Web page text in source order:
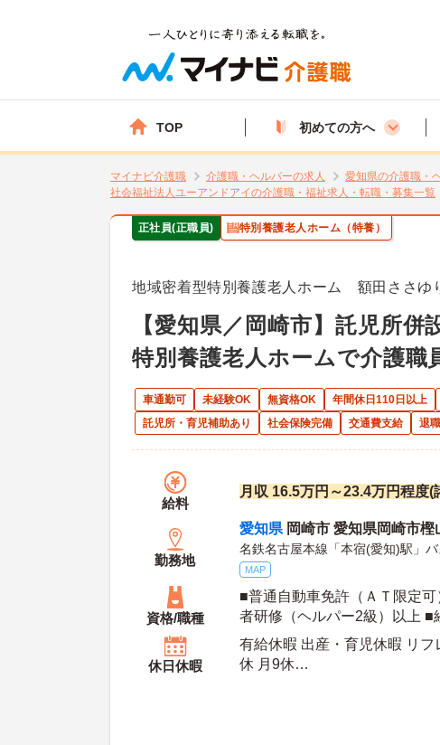
TOP 初めての方へ
マイナビ介護職 介護職・ヘルパーの求人 愛知県の介護職・
社会福祉法人ユーアンドアイの介護職・福祉求人・転職・募集一覧
正社員(正職員) 特別養護老人ホーム（特養）
地域密着型特別養護老人ホーム 額田ささゆ
【愛知県／岡崎市】託児所
特別養護老人ホームで介護職
車通勤可 未経験OK 無資格OK 年間休日110日以上
託児所・育児補助あり
社会保険完備 交通費支給 退
給料
月収 16.5万円～23.4万円程度(
勤務地
愛知県 岡崎市 愛知県岡崎市
名鉄名古屋本線「本宿(愛知)駅」
MAP
資格/職種
■普通自動車免許（ＡＴ限定
者研修（ヘルパー2級）以上 ■
休日休暇
有給休暇 出産・育児休暇 リフ
休 月9休